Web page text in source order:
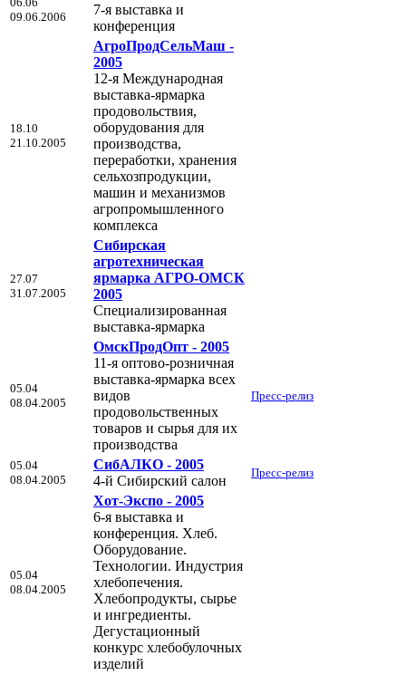
09.06.2006
7-я выставка и
конференция
18.10
21.10.2005
АгроПродСельМаш -
2005
12-я Международная
выставка-ярмарка
продовольствия,
оборудования для
производства,
переработки, хранения
сельхозпродукции,
машин и механизмов
агропромышленного
комплекса
27.07
31.07.2005
Сибирская
агротехническая
ярмарка АГРО-ОМСК
2005
Специализированная
выставка-ярмарка
05.04
08.04.2005
ОмскПродОпт - 2005
11-я оптово-розничная
выставка-ярмарка всех
видов
продовольственных
товаров и сырья для их
производства
Пресс-релиз
05.04
08.04.2005
СибАЛКО - 2005
4-й Сибирский салон
Пресс-релиз
05.04
08.04.2005
Хот-Экспо - 2005
6-я выставка и
конференция. Хлеб.
Оборудование.
Технологии. Индустрия
хлебопечения.
Хлебопродукты, сырье
и ингредиенты.
Дегустационный
конкурс хлебобулочных
изделий